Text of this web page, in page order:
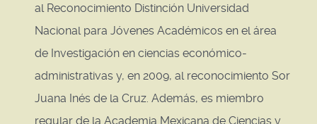
al Reconocimiento Distinción Universidad
Nacional para Jóvenes Académicos en el área
de Investigación en ciencias económico-
administrativas y, en 2009, al reconocimiento Sor
Juana Inés de la Cruz. Además, es miembro
regular de la Academia Mexicana de Ciencias y